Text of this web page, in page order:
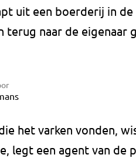
uit een boerderij in
terug naar de eigenaar
het varken vonden,
legt een agent van de